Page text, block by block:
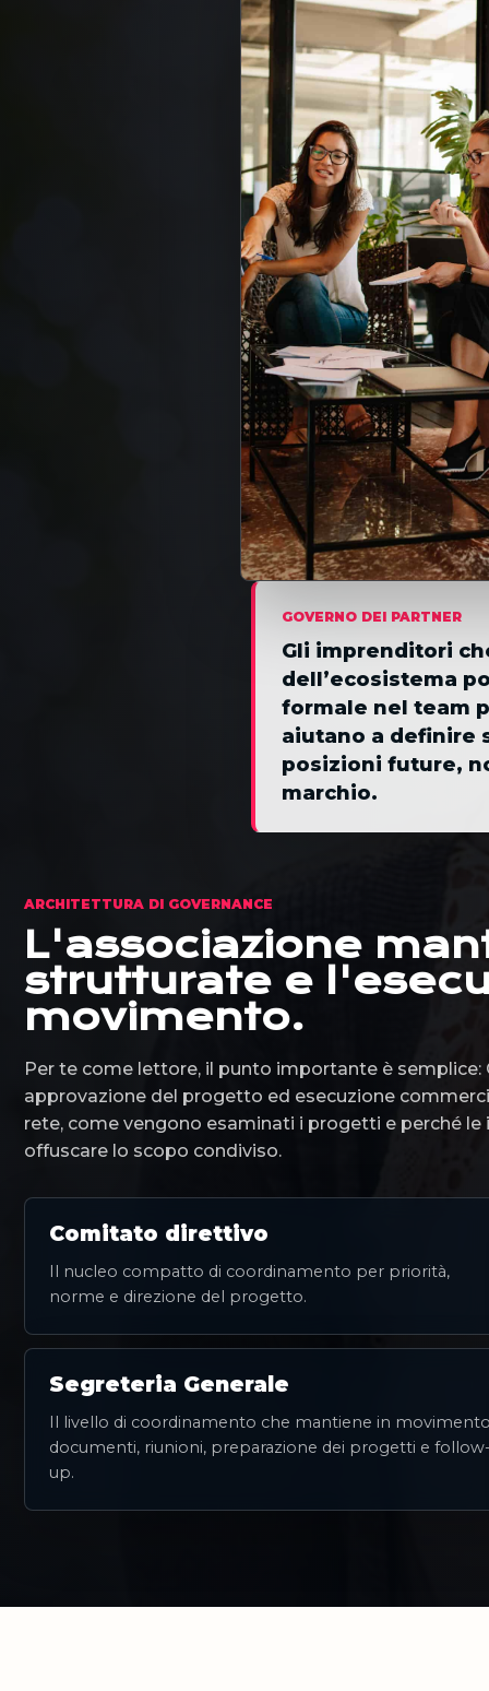
GOVERNO DEI PARTNER
Gli imprenditori
dell’ecosistema
formale nel team
aiutano a definire
posizioni future,
marchio.
ARCHITETTURA DI GOVERNANCE
L'associazione
strutturate e
movimento.
Per te come lettore, il punto importante è
approvazione del progetto ed esecuzione
rete, come vengono esaminati i progetti e perché
offuscare lo scopo condiviso.
Comitato direttivo
Il nucleo compatto di coordinamento per priorità,
norme e direzione del progetto.
Segreteria Generale
Il livello di coordinamento che mantiene in
documenti, riunioni, preparazione dei progetti e
up.